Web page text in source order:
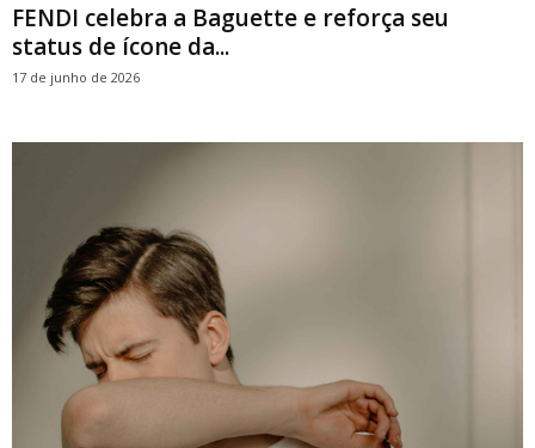
FENDI celebra a Baguette e reforça seu
status de ícone da...
17 de junho de 2026